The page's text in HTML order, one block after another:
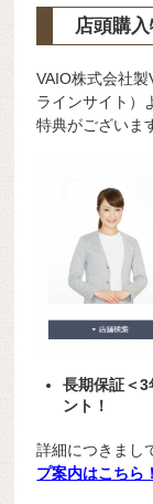
店頭購
VAIO株式会社
ラインサイト）
特典がございま
長期保証＜
ント！
詳細につきまし
プ案内はこちら！